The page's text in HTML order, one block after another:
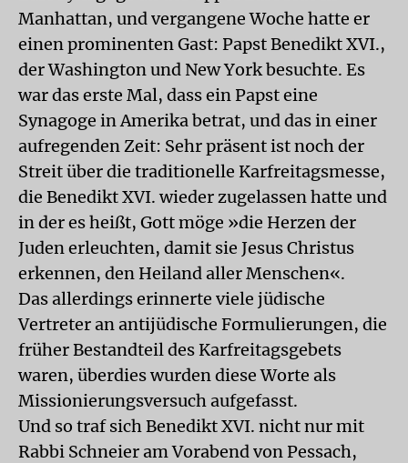
Manhattan, und vergangene Woche hatte er
einen prominenten Gast: Papst Benedikt XVI.,
der Washington und New York besuchte. Es
war das erste Mal, dass ein Papst eine
Synagoge in Amerika betrat, und das in einer
aufregenden Zeit: Sehr präsent ist noch der
Streit über die traditionelle Karfreitagsmesse,
die Benedikt XVI. wieder zugelassen hatte und
in der es heißt, Gott möge »die Herzen der
Juden erleuchten, damit sie Jesus Christus
erkennen, den Heiland aller Menschen«.
Das allerdings erinnerte viele jüdische
Vertreter an antijüdische Formulierungen, die
früher Bestandteil des Karfreitagsgebets
waren, überdies wurden diese Worte als
Missionierungsversuch aufgefasst.
Und so traf sich Benedikt XVI. nicht nur mit
Rabbi Schneier am Vorabend von Pessach,